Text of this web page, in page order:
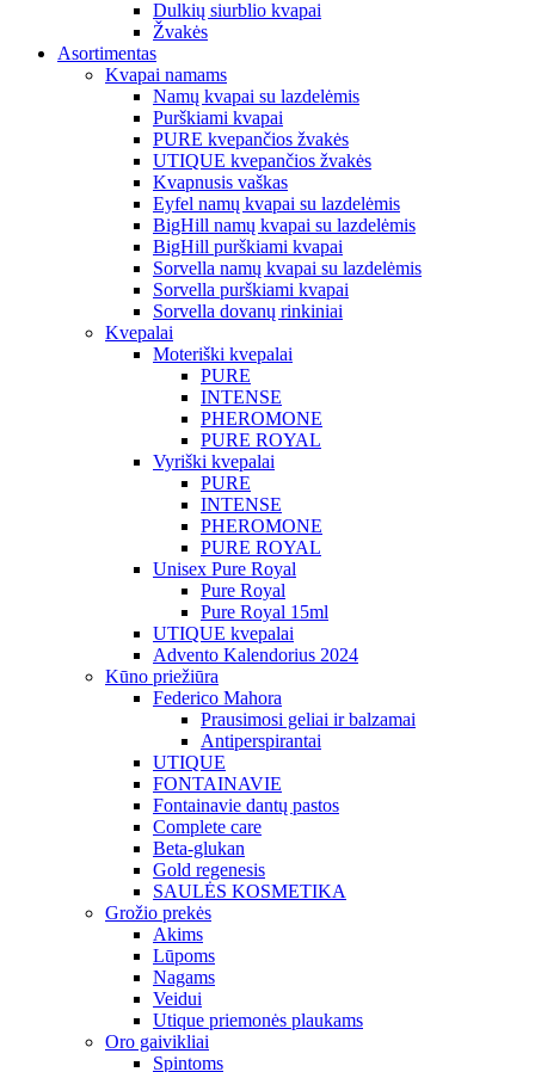
Dulkių siurblio kvapai
Žvakės
Asortimentas
Kvapai namams
Namų kvapai su lazdelėmis
Purškiami kvapai
PURE kvepančios žvakės
UTIQUE kvepančios žvakės
Kvapnusis vaškas
Eyfel namų kvapai su lazdelėmis
BigHill namų kvapai su lazdelėmis
BigHill purškiami kvapai
Sorvella namų kvapai su lazdelėmis
Sorvella purškiami kvapai
Sorvella dovanų rinkiniai
Kvepalai
Moteriški kvepalai
PURE
INTENSE
PHEROMONE
PURE ROYAL
Vyriški kvepalai
PURE
INTENSE
PHEROMONE
PURE ROYAL
Unisex Pure Royal
Pure Royal
Pure Royal 15ml
UTIQUE kvepalai
Advento Kalendorius 2024
Kūno priežiūra
Federico Mahora
Prausimosi geliai ir balzamai
Antiperspirantai
UTIQUE
FONTAINAVIE
Fontainavie dantų pastos
Complete care
Beta-glukan
Gold regenesis
SAULĖS KOSMETIKA
Grožio prekės
Akims
Lūpoms
Nagams
Veidui
Utique priemonės plaukams
Oro gaivikliai
Spintoms